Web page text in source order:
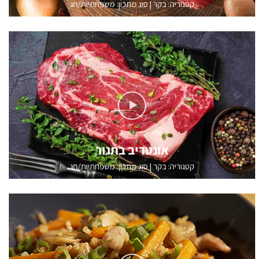
קטגוריה:בקר|סוג מתכון: משפחתיות/חג
אונטריב בתנור
קטגוריה:בקר |סוג מתכון: משפחתיות/חג